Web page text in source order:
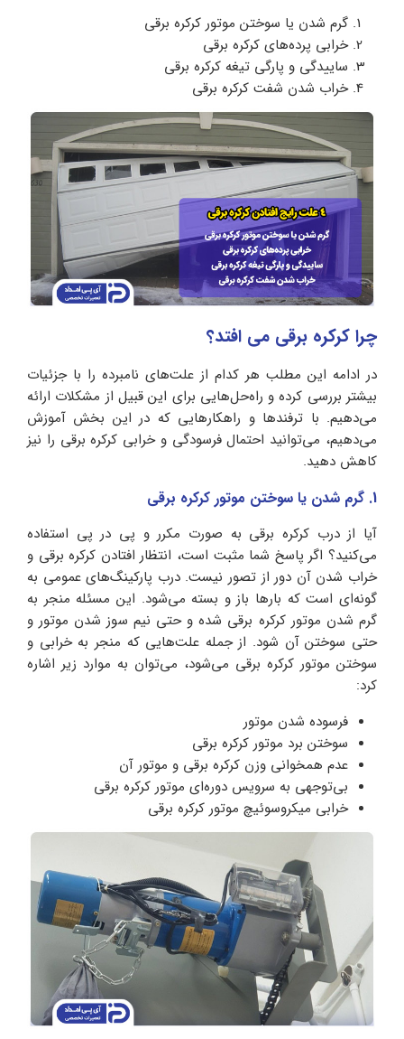
گرم شدن یا سوختن موتور کرکره برقی
خرابی پرده‌های کرکره برقی
ساییدگی و پارگی تیغه کرکره برقی
خراب شدن شفت کرکره برقی
چرا کرکره برقی می افتد؟
در ادامه این مطلب هر کدام از علت‌های نامبرده را با جزئیات
بیشتر بررسی کرده و راه‌حل‌هایی برای این قبیل از مشکلات ارائه
می‌دهیم. با ترفندها و راهکارهایی که در این بخش آموزش
می‌دهیم، می‌توانید احتمال فرسودگی و خرابی کرکره برقی را نیز
کاهش دهید.
1. گرم شدن یا سوختن موتور کرکره برقی
آیا از درب کرکره برقی به صورت مکرر و پی در پی استفاده
می‌کنید؟ اگر پاسخ شما مثبت است، انتظار افتادن کرکره برقی و
خراب شدن آن دور از تصور نیست. درب پارکینگ‌های عمومی به
گونه‌ای است که بارها باز و بسته می‌شود. این مسئله منجر به
گرم شدن موتور کرکره برقی شده و حتی نیم سوز شدن موتور و
حتی سوختن آن شود. از جمله علت‌هایی که منجر به خرابی و
سوختن موتور کرکره برقی می‌شود، می‌توان به موارد زیر اشاره
کرد:
فرسوده شدن موتور
سوختن برد موتور کرکره برقی
عدم همخوانی وزن کرکره برقی و موتور آن
بی‌توجهی به سرویس دوره‌ای موتور کرکره برقی
خرابی میکروسوئیچ موتور کرکره برقی